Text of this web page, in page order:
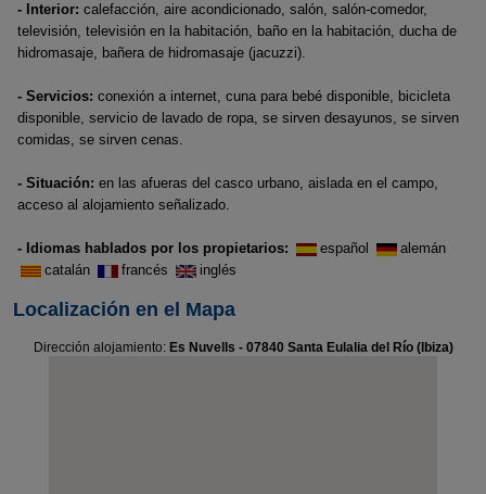
- Interior: calefacción, aire acondicionado, salón, salón-comedor,
televisión, televisión en la habitación, baño en la habitación, ducha de
hidromasaje, bañera de hidromasaje (jacuzzi).
- Servicios: conexión a internet, cuna para bebé disponible, bicicleta
disponible, servicio de lavado de ropa, se sirven desayunos, se sirven
comidas, se sirven cenas.
- Situación: en las afueras del casco urbano, aislada en el campo,
acceso al alojamiento señalizado.
- Idiomas hablados por los propietarios: español
alemán
catalán
francés inglés
Localización en el Mapa
Dirección alojamiento: Es Nuvells - 07840 Santa Eulalia del Río (Ibiza)